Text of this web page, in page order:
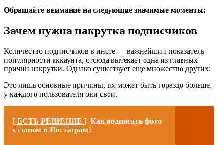
Обращайте внимание на следующие значимые моменты:
Зачем нужна накрутка подписчиков
Количество подписчиков в инсте — важнейший показатель
популярности аккаунта, отсюда вытекает одна из главных
причин накрутки. Однако существует еще множество других:
Это лишь основные причины, их может быть гораздо больше,
у каждого пользователя они свои.
[ ЕСТЬ РЕШЕНИЕ ] Как подписать фото
с сыном в Инстаграм?